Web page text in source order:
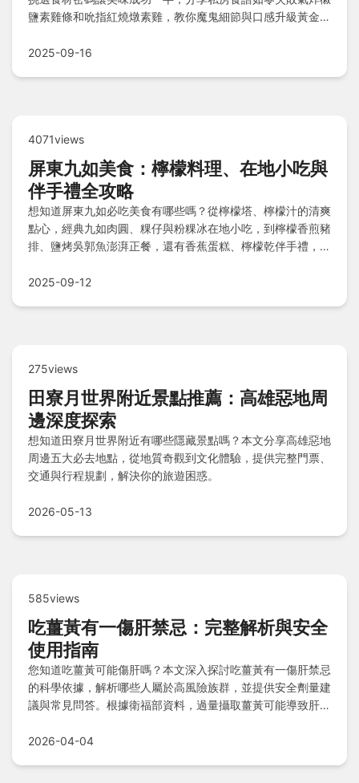
鹽素雞條和吮指紅燒燉素雞，教你魔鬼細節與口感升級黃金法
分，還有常見Q&A解答！
2025-09-16
4071views
屏東九如美食：檸檬料理、在地小吃與
伴手禮全攻略
想知道屏東九如必吃美食有哪些嗎？從檸檬塔、檸檬汁的清爽
點心，經典九如肉圓、粿仔與粉粿冰在地小吃，到檸檬香煎豬
排、鹽烤吳郭魚澎湃正餐，還有香蕉蛋糕、檸檬乾伴手禮，以
味蕾之旅！
2025-09-12
275views
田寮月世界附近景點推薦：高雄惡地周
邊深度探索
想知道田寮月世界附近有哪些隱藏景點嗎？本文分享高雄惡地
周邊五大必去地點，從地質奇觀到文化體驗，提供完整門票、
交通與行程規劃，解決你的旅遊困惑。
2026-05-13
585views
吃薑黃有一傷肝禁忌：完整解析與安全
使用指南
您知道吃薑黃可能傷肝嗎？本文深入探討吃薑黃有一傷肝禁忌
的科學依據，解析哪些人屬於高風險族群，並提供安全劑量建
議與常見問答。根據衛福部資料，過量攝取薑黃可能導致肝指
2026-04-04